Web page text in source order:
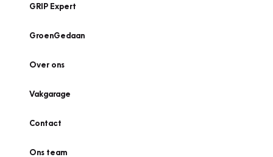
GRIP Expert
GroenGedaan
Over ons
Vakgarage
Contact
Ons team